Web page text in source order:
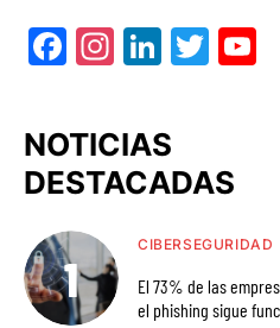
Facebook
Instagram
LinkedIn
NOTICIAS
DESTACADAS
CIBERSEGURIDAD
El 73% de las
el phishing sigue